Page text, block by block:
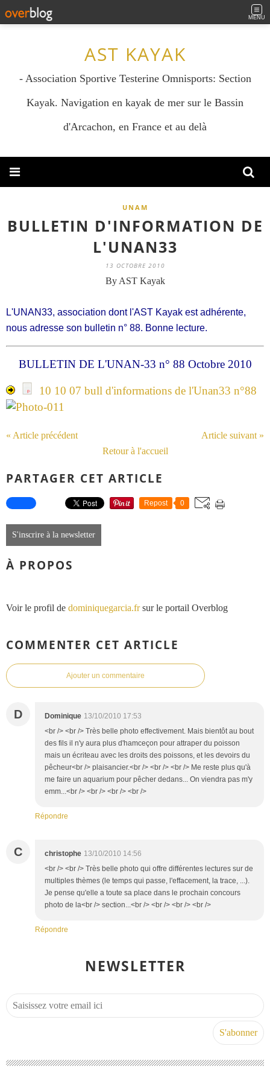
MENU
AST KAYAK
- Association Sportive Testerine Omnisports: Section
Kayak. Navigation en kayak de mer sur le Bassin
d'Arcachon, en France et au delà
UNAM
BULLETIN D'INFORMATION DE
L'UNAN33
13 OCTOBRE 2010
By AST Kayak
L'UNAN33, association dont l'AST Kayak est adhérente,
nous adresse son bulletin n° 88. Bonne lecture.
BULLETIN DE L'UNAN-33 n° 88 Octobre 2010
10 10 07 bull d'informations de l'Unan33 n°88
« Article précédent
Article suivant »
Retour à l'accueil
PARTAGER CET ARTICLE
Repost 0
S'inscrire à la newsletter
À PROPOS
Voir le profil de dominiquegarcia.frsur le portail Overblog
COMMENTER CET ARTICLE
Ajouter un commentaire
D Dominique 13/10/2010 17:53
<br /> <br /> Très belle photo effectivement. Mais bientôt au bout
des fils il n'y aura plus d'hamceçon pour attraper du poisson
mais un écriteau avec les droits des poissons, et les devoirs du
pêcheur<br /> plaisancier.<br /> <br /> <br /> Me reste plus qu'à
me faire un aquarium pour pêcher dedans... On viendra pas m'y
emm...<br /> <br /> <br /> <br />
Répondre
C christophe 13/10/2010 14:56
<br /> <br /> Très belle photo qui offre différentes lectures sur de
multiples thèmes (le temps qui passe, l'effacement, la trace, ...).
Je pense qu'elle a toute sa place dans le prochain concours
photo de la<br /> section...<br /> <br /> <br /> <br />
Répondre
NEWSLETTER